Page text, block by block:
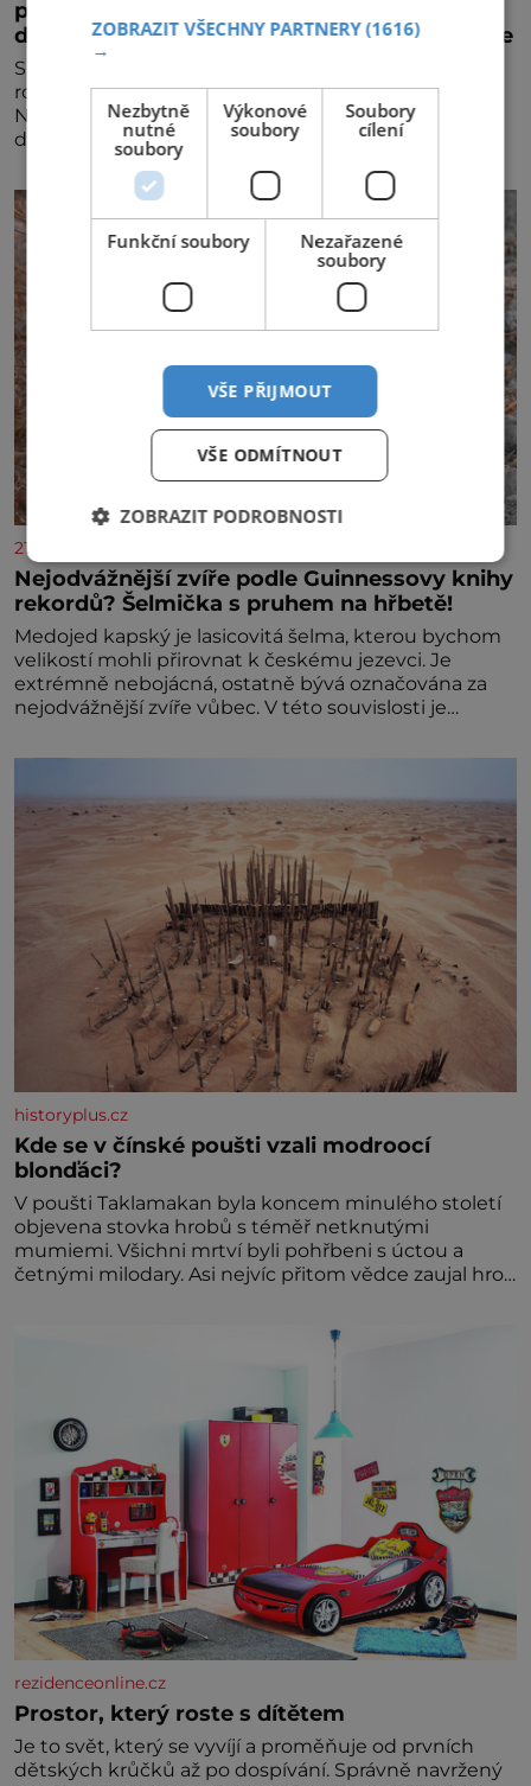
partnerství. Cestujícím nově zpřístupní
dalších devět destinací v jižní a střední Africe
Společnosti Emirates a South African Airways (SAA)
rozšiřují svou dlouholetou codesharovou spolupráci.
Nová reciproční dohoda zpřístupní cestujícím devět
dalších destinací v jižní a střední Africe a u
21stoleti.cz
Nejodvážnější zvíře podle Guinnessovy knihy
rekordů? Šelmička s pruhem na hřbetě!
Medojed kapský je lasicovitá šelma, kterou bychom
velikostí mohli přirovnat k českému jezevci. Je
extrémně nebojácná, ostatně bývá označována za
nejodvážnější zvíře vůbec. V této souvislosti je
historyplus.cz
Kde se v čínské poušti vzali modroocí
blonďáci?
V poušti Taklamakan byla koncem minulého století
objevena stovka hrobů s téměř netknutými
mumiemi. Všichni mrtví byli pohřbeni s úctou a
četnými milodary. Asi nejvíc přitom vědce zaujal hrob
dávných lidí nesmírně dobře zachovalá, přičítají
odborníci zdejším klimatickým podmínkám. Sucho,
rezidenceonline.cz
Prostor, který roste s dítětem
Je to svět, který se vyvíjí a proměňuje od prvních
dětských krůčků až po dospívání. Správně navržený
ZOBRAZIT VŠECHNY PARTNERY(1616)
→
Nezbytně
nutné
soubory
Výkonové
soubory
Soubory
cílení
Funkční soubory
Nezařazené
soubory
VŠE PŘIJMOUT
VŠE ODMÍTNOUT
ZOBRAZIT PODROBNOSTI